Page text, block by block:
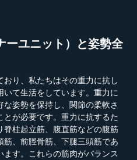
ーユニット）と姿勢全
おり、私たちはその重力に抗し
て生活をしています。重力に
姿勢を保持し、関節の柔軟さ
が必要です。重力に抗するた
柱起立筋、腹直筋などの腹筋
、前脛骨筋、下腿三頭筋であ
ます。これらの筋肉がバランス